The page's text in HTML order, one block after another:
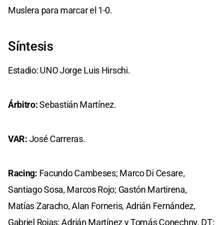
Muslera para marcar el 1-0.
Síntesis
Estadio: UNO Jorge Luis Hirschi.
Árbitro:Sebastián Martínez.
VAR: José Carreras.
Racing: Facundo Cambeses; Marco Di Cesare,
Santiago Sosa, Marcos Rojo; Gastón Martirena,
Matías Zaracho, Alan Forneris, Adrián Fernández,
Gabriel Rojas; Adrián Martínez y Tomás Conechny. DT: